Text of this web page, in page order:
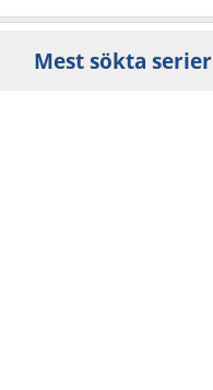
Mest sökta serier